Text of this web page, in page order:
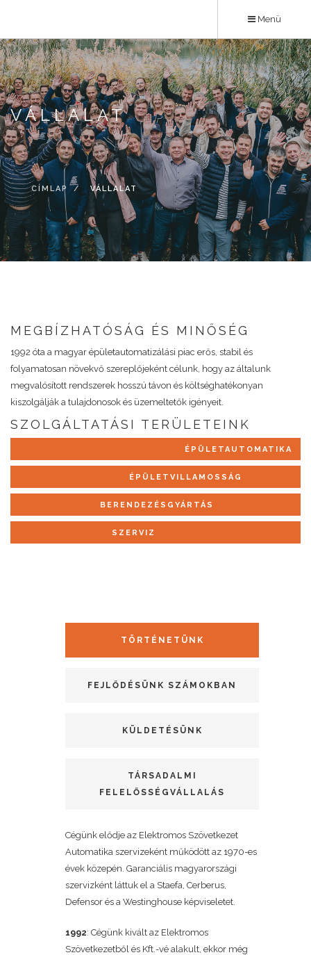
tartalomra
Menü
VÁLLALAT
CÍMLAP VÁLLALAT
MEGBÍZHATÓSÁG ÉS MINŐSÉG
1992 óta a magyar épületautomatizálási piac erős, stabil és
folyamatosan növekvő szereplőjeként célunk, hogy az általunk
megvalósított rendszerek hosszú távon és költséghatékonyan
kiszolgálják a tulajdonosok és üzemeltetők igényeit.
SZOLGÁLTATÁSI TERÜLETEINK
ÉPÜLETAUTOMATIKA
ÉPÜLETVILLAMOSSÁG
BERENDEZÉSGYÁRTÁS
SZERVIZ
TÖRTÉNETÜNK
FEJLŐDÉSÜNK SZÁMOKBAN
KÜLDETÉSÜNK
TÁRSADALMI
FELELŐSSÉGVÁLLALÁS
Cégünk elődje az Elektromos Szövetkezet
Automatika szervizeként működött az 1970-es
évek közepén. Garanciális magyarországi
szervizként láttuk el a Staefa, Cerberus,
Defensor és a Westinghouse képviseletet.
1992: Cégünk kivált az Elektromos
Szövetkezetből és Kft.-vé alakult, ekkor még